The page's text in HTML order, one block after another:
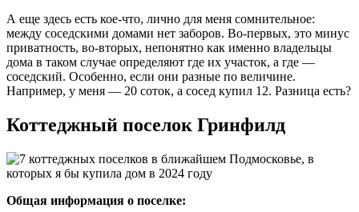
А еще здесь есть кое-что, лично для меня сомнительное:
между соседскими домами нет заборов. Во-первых, это минус
приватность, во-вторых, непонятно как именно владельцы
дома в таком случае определяют где их участок, а где ―
соседский. Особенно, если они разные по величине.
Например, у меня ― 20 соток, а сосед купил 12. Разница есть?
Коттеджный поселок Гринфилд
Общая информация о поселке: